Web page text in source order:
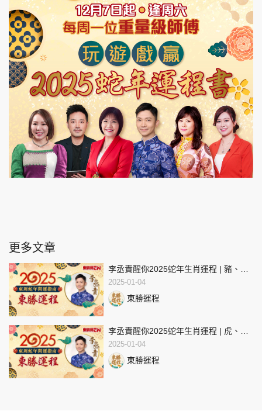
更多文章
李丞責醒你2025蛇年生肖運程 | 豬、
鼠、牛生肖運程 | 東周蛇年開運指南
2025-01-04
東勝運程
李丞責醒你2025蛇年生肖運程 | 虎、
兔、龍生肖運程 | 東周蛇年開運指南
2025-01-04
東勝運程